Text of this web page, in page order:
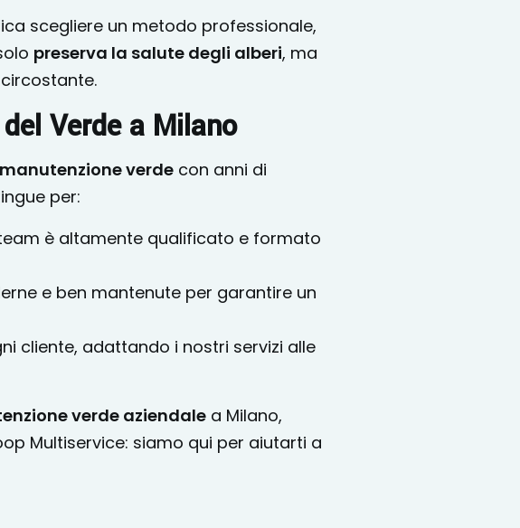
scegliere un metodo professionale,
preserva la salute degli alberi, ma
Verde a Milano
verde con anni di
per:
è altamente qualificato e formato
e ben mantenute per garantire un
cliente, adattando i nostri servizi alle
verde aziendale a Milano,
Multiservice: siamo qui per aiutarti a